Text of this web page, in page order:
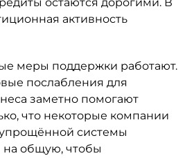
активность
меры поддержки работают.
послабления для
заметно помогают
что некоторые компании
системы
на общую, чтобы